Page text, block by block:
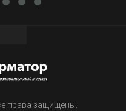
права защищены.